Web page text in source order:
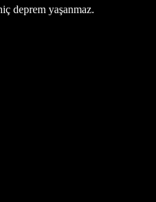
deprem yaşanmaz.